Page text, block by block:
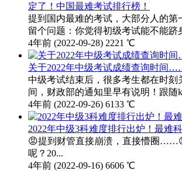
定了！中国最难考试排行榜！
提到国内最难的考试，大部分人的
留个问题：你觉得初级考试能不能跻
4年前 (2022-09-28) 2221 ℃
关于2022年中级考试成绩查询时间
中级考试结束后，很多考生都在时
间，财政部的通知里早有说明！跟随
4年前 (2022-09-26) 6133 ℃
2022年中级3科难度排行出炉！最难
😡提到财管直接崩溃，直接懵圈
呢？20...
4年前 (2022-09-16) 6606 ℃